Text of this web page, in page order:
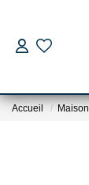
Accueil Maison